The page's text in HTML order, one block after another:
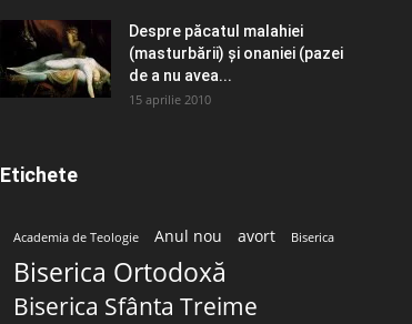
Despre păcatul malahiei
(masturbării) şi onaniei (pazei
de a nu avea...
15 aprilie 2010
Etichete
Academia de Teologie Anul nou avort Biserica
Biserica Ortodoxă
Biserica Sfânta Treime